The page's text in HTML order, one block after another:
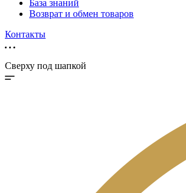
База знаний
Возврат и обмен товаров
Контакты
Сверху под шапкой